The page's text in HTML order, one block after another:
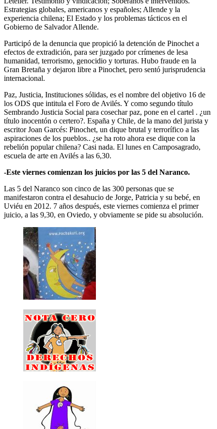
Estrategias globales, americanos y españoles; Allende y la
experiencia chilena; El Estado y los problemas tácticos en el
Gobierno de Salvador Allende.
Participó de la denuncia que propició la detención de Pinochet a
efectos de extradición, para ser juzgado por crímenes de lesa
humanidad, terrorismo, genocidio y torturas. Hubo fraude en la
Gran Bretaña y dejaron libre a Pinochet, pero sentó jurisprudencia
internacional.
Paz, Justicia, Instituciones sólidas, es el nombre del objetivo 16 de
los ODS que intitula el Foro de Avilés. Y como segundo título
Sembrando Justicia Social para cosechar paz, pone en el cartel . ¿un
título inocentón o certero?. España y Chile, de la mano del jurista y
escritor Joan Garcés: Pinochet, un dique brutal y terrorífico a las
aspiraciones de los pueblos.. ¿se ha roto ahora ese dique con la
rebelión popular chilena? Casi nada. El lunes en Camposagrado,
escuela de arte en Avilés a las 6,30.
-Este viernes comienzan los juicios por las 5 del Naranco.
Las 5 del Naranco son cinco de las 300 personas que se
manifestaron contra el desahucio de Jorge, Patricia y su bebé, en
Uviéu en 2012. 7 años después, este viernes comienza el primer
juicio, a las 9,30, en Oviedo, y obviamente se pide su absolución.